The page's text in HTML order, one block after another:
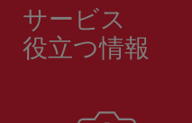
サービス
役立つ情報